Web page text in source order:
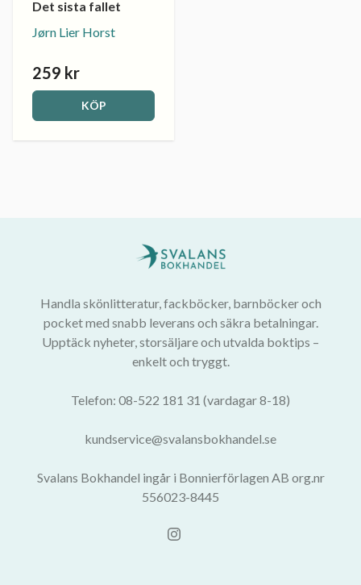
Det sista fallet
Jørn Lier Horst
259 kr
KÖP
Handla skönlitteratur, fackböcker, barnböcker och
pocket med snabb leverans och säkra betalningar.
Upptäck nyheter, storsäljare och utvalda boktips –
enkelt och tryggt.
Telefon: 08-522 181 31 (vardagar 8-18)
kundservice@svalansbokhandel.se
Svalans Bokhandel ingår i Bonnierförlagen AB org.nr
556023-8445